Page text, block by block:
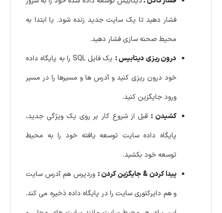
فشار دهید تا یک سایت جدید زنده شود. یا ابتدا به
محیط صحنه سازی فشار دهید.
درون ریزی دیتابیس :
یک فایل SQL را به پایگاه داده
خود درون ریزی کنید و آدرس ها و مسیرها را در مسیر
ورود جایگزین کنید.
کشیدن : قبل از شروع کار بر روی یک ویژگی جدید،
پایگاه داده سایت توسعه یافته خود را به محیط
توسعه خود بکشید.
پیدا کردن & جایگزین کردن : وردپرس هم آدرس سایت
و هم دایرکتوری سایت را در پایگاه داده ذخیره می کند.